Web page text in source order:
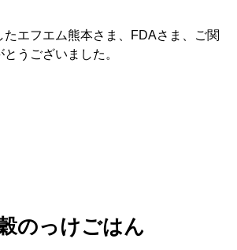
たエフエム熊本さま、FDAさま、ご関
うございました。
のっけごはん